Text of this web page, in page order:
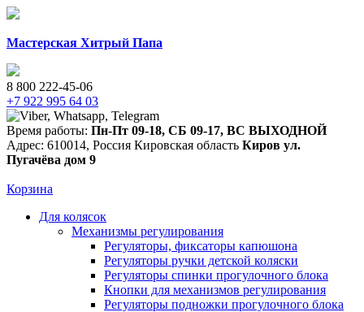
Мастерская Хитрый Папа
8 800 222-45-06
+7 922 995 64 03
Время работы: Пн-Пт 09-18, СБ 09-17, ВС ВЫХОДНОЙ
Адрес: 610014, Россия Кировская область Киров ул.
Пугачёва дом 9
Корзина
Для колясок
Механизмы регулирования
Регуляторы, фиксаторы капюшона
Регуляторы ручки детской коляски
Регуляторы спинки прогулочного блока
Кнопки для механизмов регулирования
Регуляторы подножки прогулочного блока